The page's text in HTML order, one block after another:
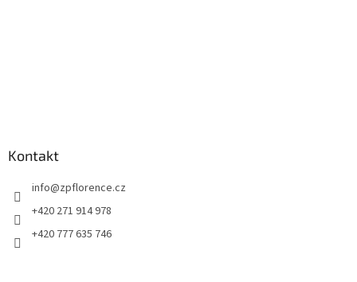
Kontakt
info@zpflorence.cz
+420 271 914 978
+420 777 635 746